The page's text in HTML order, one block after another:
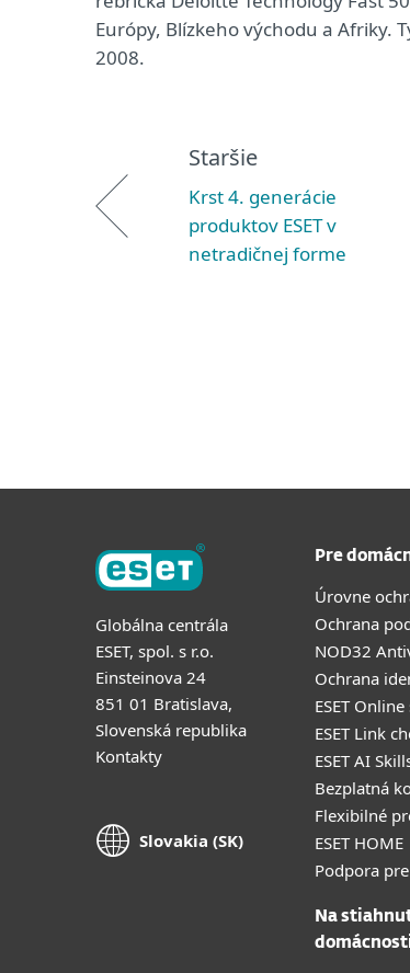
Európy, Blízkeho východu a Afriky.
2008.
Staršie
Krst 4. generácie
produktov ESET v
netradičnej forme
Globálna centrála
ESET, spol. s r.o.
Einsteinova 24
851 01 Bratislava,
Slovenská republika
Kontakty
Slovakia (SK)
Pre
Úrovne
Ochrana
NOD32
Ochrana
ESET
ESET Link
ESET AI
Bezplatná
Flexibilné
ESET HOME
Podpora
Na